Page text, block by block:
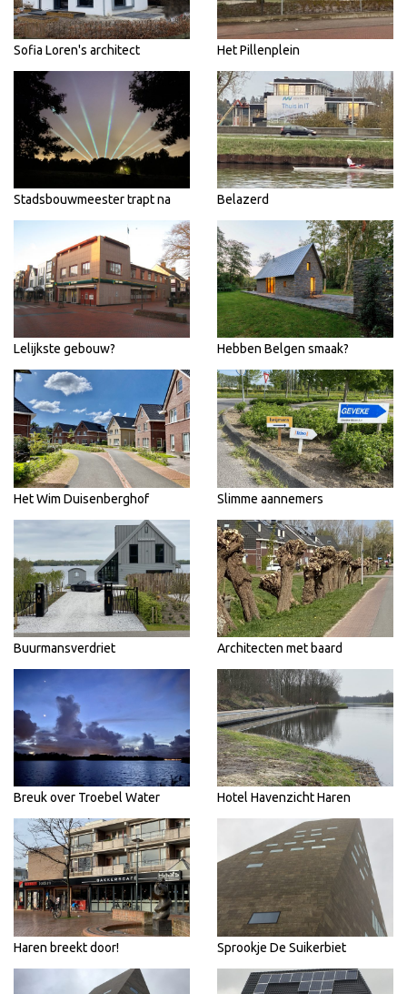
Sofia Loren's architect Het Pillenplein
Stadsbouwmeester trapt na Belazerd
Lelijkste gebouw? Hebben Belgen smaak?
Het Wim Duisenberghof Slimme aannemers
Buurmansverdriet Architecten met baard
Breuk over Troebel Water Hotel Havenzicht Haren
Haren breekt door! Sprookje De Suikerbiet